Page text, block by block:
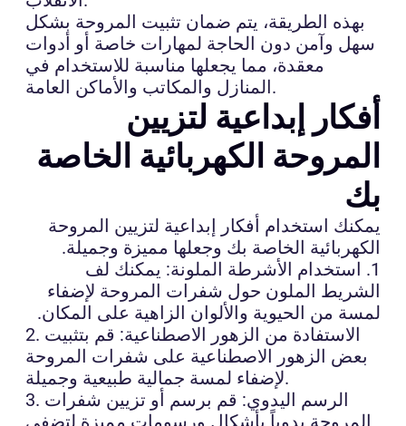
بهذه الطريقة، يتم ضمان تثبيت المروحة بشكل
سهل وآمن دون الحاجة لمهارات خاصة أو أدوات
معقدة، مما يجعلها مناسبة للاستخدام في
المنازل والمكاتب والأماكن العامة.
أفكار إبداعية لتزيين
المروحة الكهربائية الخاصة
بك
يمكنك استخدام أفكار إبداعية لتزيين المروحة
الكهربائية الخاصة بك وجعلها مميزة وجميلة.
1. استخدام الأشرطة الملونة: يمكنك لف
الشريط الملون حول شفرات المروحة لإضفاء
لمسة من الحيوية والألوان الزاهية على المكان.
2. الاستفادة من الزهور الاصطناعية: قم بتثبيت
بعض الزهور الاصطناعية على شفرات المروحة
لإضفاء لمسة جمالية طبيعية وجميلة.
3. الرسم اليدوي: قم برسم أو تزيين شفرات
المروحة يدوياً بأشكال ورسومات مميزة لتضفي